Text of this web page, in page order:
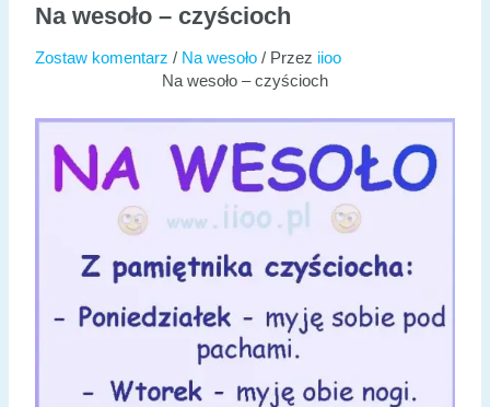
Na wesoło – czyścioch
Zostaw komentarz / Na wesoło/ Przez iioo
Na wesoło – czyścioch